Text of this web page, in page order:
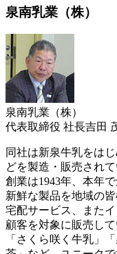
泉南乳業（株）
泉南乳業（株）
代表取締役 社長吉田
同社は新泉牛乳をは
どを製造・販売されて
創業は1943年、本年
新鮮な製品を地域の
宅配サービス、また
顧客を対象に販売して
「さくら咲く牛乳」